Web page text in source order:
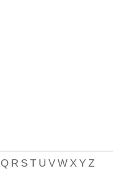
Q R S T U V W X Y Z